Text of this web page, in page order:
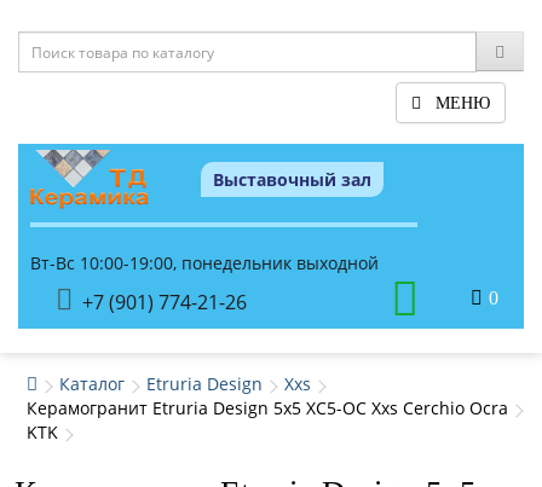
МЕНЮ
Выставочный зал
Вт-Вс 10:00-19:00, понедельник выходной
+7 (901) 774-21-26 0
Каталог Etruria Design
Xxs
Керамогранит Etruria Design 5x5 XC5-OC Xxs Cerchio Ocra
KTK